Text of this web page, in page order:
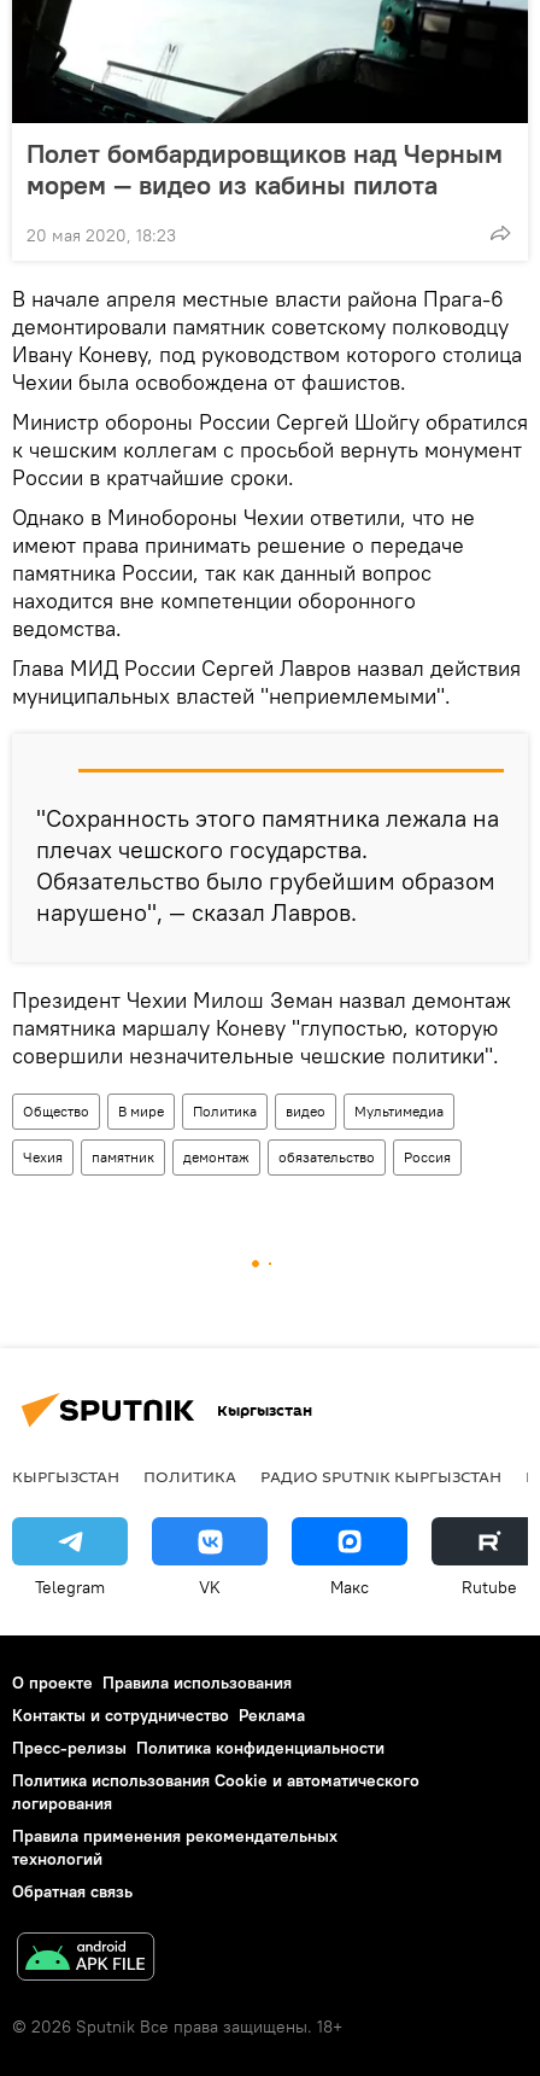
Полет бомбардировщиков над Черным
морем — видео из кабины пилота
20 мая 2020, 18:23
В начале апреля местные власти района Прага-6
демонтировали памятник советскому полководцу
Ивану Коневу, под руководством которого столица
Чехии была освобождена от фашистов.
Министр обороны России Сергей Шойгу обратился
к чешским коллегам с просьбой вернуть монумент
России в кратчайшие сроки.
Однако в Минобороны Чехии ответили, что не
имеют права принимать решение о передаче
памятника России, так как данный вопрос
находится вне компетенции оборонного
ведомства.
Глава МИД России Сергей Лавров назвал действия
муниципальных властей "неприемлемыми".
"Сохранность этого памятника лежала на
плечах чешского государства.
Обязательство было грубейшим образом
нарушено", — сказал Лавров.
Президент Чехии Милош Земан назвал демонтаж
памятника маршалу Коневу "глупостью, которую
совершили незначительные чешские политики".
Общество В мире Политика видео Мультимедиа
Чехия памятник демонтаж обязательство Россия
Кыргызстан
КЫРГЫЗСТАН ПОЛИТИКА РАДИО SPUTNIK КЫРГЫЗСТАН
Telegram VK Макс Rutube
О проекте Правила использования
Контакты и сотрудничество Реклама
Пресс-релизы Политика конфиденциальности
Политика использования Cookie и автоматического
логирования
Правила применения рекомендательных
технологий
Обратная связь
© 2026 Sputnik Все права защищены. 18+